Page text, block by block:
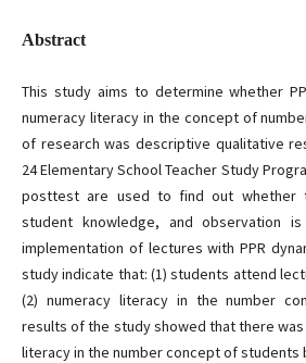
Abstract
This study aims to determine whether
numeracy literacy in the concept of
of research was descriptive qualitative
24 Elementary School Teacher Study
posttest are used to find out whether
student knowledge, and observation
implementation of lectures with PPR
study indicate that: (1) students attend
(2) numeracy literacy in the number
results of the study showed that there was
literacy in the number concept of students